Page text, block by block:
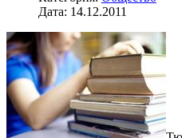
Дата: 14.12.2011